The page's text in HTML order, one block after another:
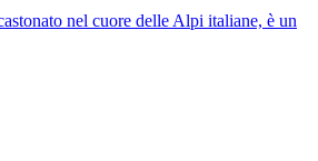
nel cuore delle Alpi italiane, è un